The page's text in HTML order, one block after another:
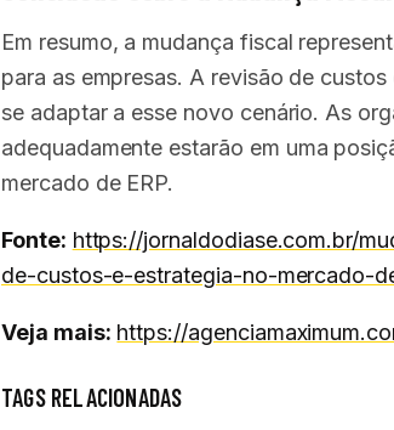
Em resumo, a mudança fiscal
para as empresas. A revisão de
se adaptar a esse novo cenário. As
adequadamente estarão em uma
mercado de ERP.
Fonte: https://jornaldodiase.com.br/
de-custos-e-estrategia-no-mercado-
Veja mais: https://
TAGS RELACIONADAS